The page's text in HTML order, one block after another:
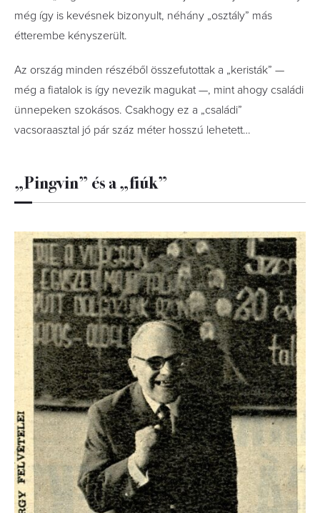
még így is kevésnek bizonyult, néhány „osztály” más
étterembe kényszerült.
Az ország minden részéből összefutottak a „keristák” —
még a fiatalok is így nevezik magukat —, mint ahogy családi
ünnepeken szokásos. Csakhogy ez a „családi”
vacsoraasztal jó pár száz méter hosszú lehetett…
„Pingvin” és a „fiúk”